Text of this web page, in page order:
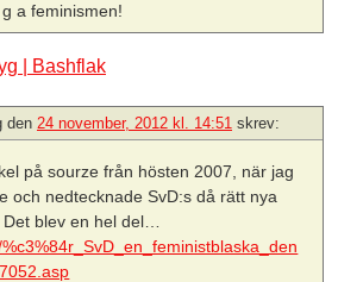
a feminismen!
| Bashflak
den 24 november, 2012 kl. 14:51 skrev:
på sourze från hösten 2007, när jag
och nedtecknade SvD:s då rätt nya
blev en hel del…